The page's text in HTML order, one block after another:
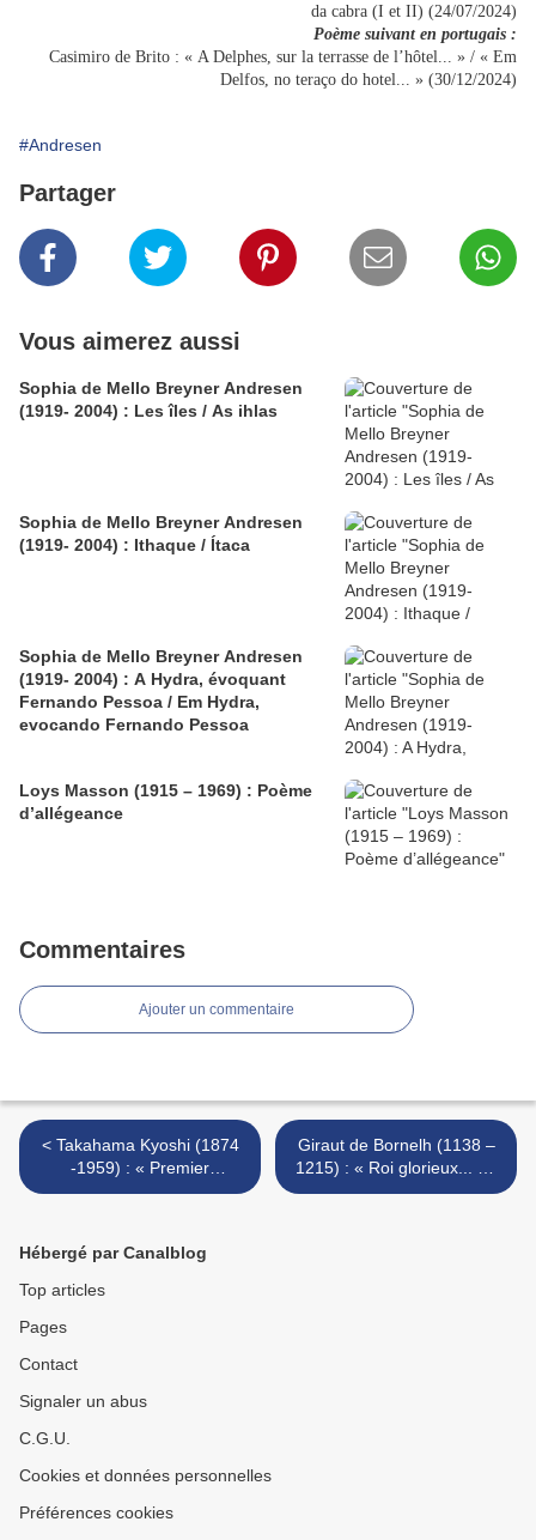
da cabra (I et II) (24/07/2024)
Poème suivant en portugais :
Casimiro de Brito : « A Delphes, sur la terrasse de l’hôtel... » / « Em
Delfos, no teraço do hotel... » (30/12/2024)
#Andresen
Partager
Vous aimerez aussi
Sophia de Mello Breyner Andresen
(1919- 2004) : Les îles / As ihlas
Sophia de Mello Breyner Andresen
(1919- 2004) : Ithaque / Ítaca
Sophia de Mello Breyner Andresen
(1919- 2004) : A Hydra, évoquant
Fernando Pessoa / Em Hydra,
evocando Fernando Pessoa
Loys Masson (1915 – 1969) : Poème
d’allégeance
Commentaires
Ajouter un commentaire
< Takahama Kyoshi (1874
-1959) : « Premier
printemps... »
Giraut de Bornelh (1138 –
1215) : « Roi glorieux... » /
« Reis glorios.. »
Hébergé par Canalblog
Top articles
Pages
Contact
Signaler un abus
C.G.U.
Cookies et données personnelles
Préférences cookies